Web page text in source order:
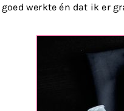
werkte én dat ik er